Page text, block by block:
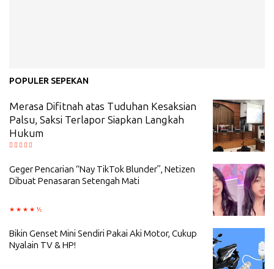
POPULER SEPEKAN
Merasa Difitnah atas Tuduhan Kesaksian
Palsu, Saksi Terlapor Siapkan Langkah
Hukum
Geger Pencarian “Nay TikTok Blunder”, Netizen
Dibuat Penasaran Setengah Mati
Bikin Genset Mini Sendiri Pakai Aki Motor, Cukup
Nyalain TV & HP!